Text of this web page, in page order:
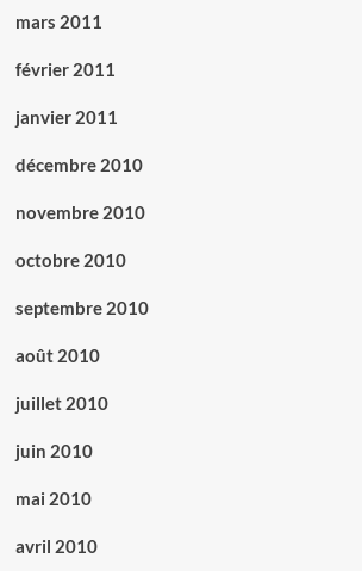
mars 2011
février 2011
janvier 2011
décembre 2010
novembre 2010
octobre 2010
septembre 2010
août 2010
juillet 2010
juin 2010
mai 2010
avril 2010